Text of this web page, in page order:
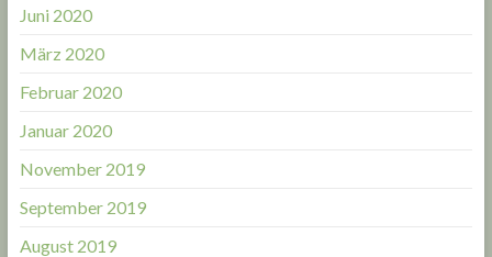
Juni 2020
März 2020
Februar 2020
Januar 2020
November 2019
September 2019
August 2019